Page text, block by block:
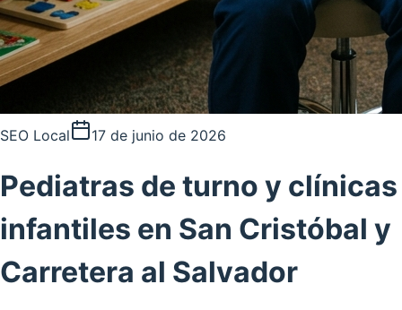
SEO Local 17 de junio de 2026
Pediatras de turno y clínicas
infantiles en San Cristóbal y
Carretera al Salvador